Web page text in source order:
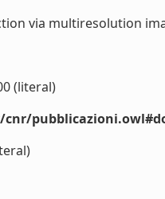
via multiresolution
(literal)